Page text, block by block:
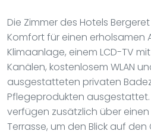
Die Zimmer des Hotels
Komfort für einen erholsamen
Klimaanlage, einem LCD-TV
Kanälen, kostenlosem WLAN
ausgestatteten privaten
Pflegeprodukten ausgestattet.
verfügen zusätzlich über
Terrasse, um den Blick auf